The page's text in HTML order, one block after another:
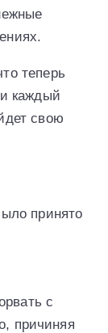
теперь
каждый
свою
принято
с
причиняя